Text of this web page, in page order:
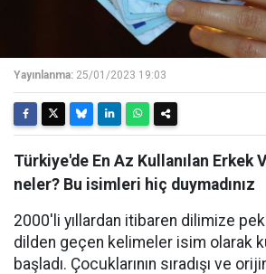
Yayınlanma: 25/01/2023 19:03
Türkiye'de En Az Kullanılan Erkek
neler? Bu isimleri hiç duymadınız
2000'li yıllardan itibaren dilimize
dilden geçen kelimeler isim olarak
başladı. Çocuklarının sıradışı ve